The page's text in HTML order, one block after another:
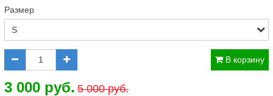
Размер
В корзину
3 000 руб. 5 000 руб.